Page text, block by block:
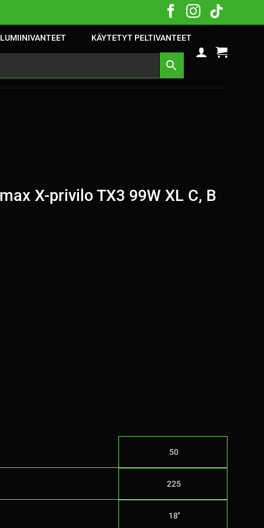
KÄYTETYT PELTIVANTEET
X-privilo TX3 99W XL C, B
50
225
18''